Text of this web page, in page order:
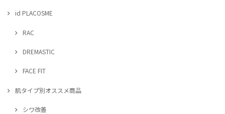
id PLACOSME
RAC
DREMASTIC
FACE FIT
肌タイプ別オススメ商品
シワ改善